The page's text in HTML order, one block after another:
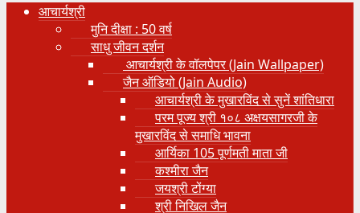
आचार्यश्री
मुनि दीक्षा : 50 वर्ष
साधु जीवन दर्शन
आचार्यश्री के वॉलपेपर (Jain Wallpaper)
जैन ऑडियो (Jain Audio)
आचार्यश्री के मुखारविंद से सुनें शांतिधारा
परम पूज्य श्री १०८ अक्षयसागरजी के
मुखारविंद से समाधि भावना
आर्यिका 105 पूर्णमती माता जी
कश्मीरा जैन
जयश्री टोंग्या
श्री निखिल जैन